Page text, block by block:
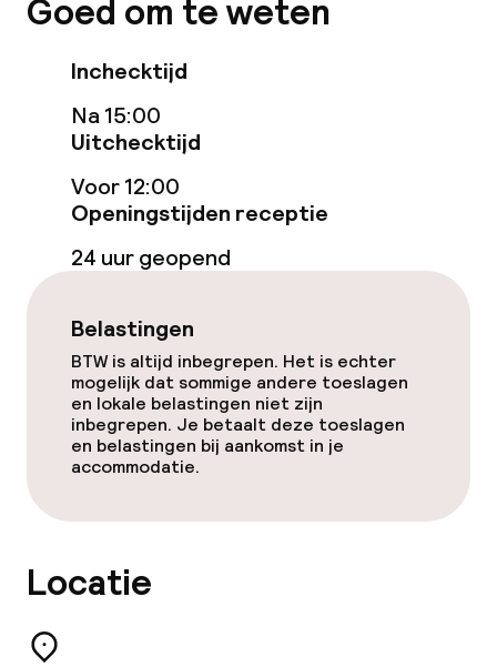
Stoombad
Spacentrum
Spa behandelingen
Fitnessruimte / gym
Entertainment
Gratis wifi
Tuin
Terras
Eet- en drinkgelegenheden
Goed om te weten
Inchecktijd
Na 15:00
Uitchecktijd
Voor 12:00
Openingstijden receptie
24 uur geopend
Belastingen
BTW is altijd inbegrepen. Het is echter
mogelijk dat sommige andere toeslagen
en lokale belastingen niet zijn
inbegrepen. Je betaalt deze toeslagen
en belastingen bij aankomst in je
accommodatie.
Locatie